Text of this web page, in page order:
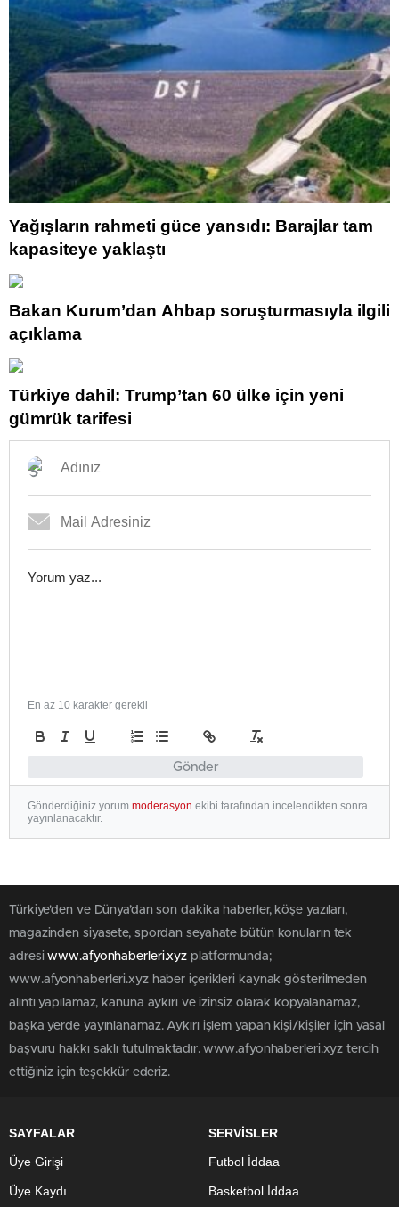
Yağışların rahmeti güce yansıdı: Barajlar tam
kapasiteye yaklaştı
Bakan Kurum’dan Ahbap soruşturmasıyla ilgili
açıklama
Türkiye dahil: Trump’tan 60 ülke için yeni
gümrük tarifesi
Gönder
En az 10 karakter gerekli
Gönderdiğiniz yorum moderasyon ekibi tarafından incelendikten sonra
yayınlanacaktır.
Türkiye'den ve Dünya’dan son dakika haberler, köşe yazıları,
magazinden siyasete, spordan seyahate bütün konuların tek
adresiwww.afyonhaberleri.xyz platformunda;
www.afyonhaberleri.xyz haber içerikleri kaynak gösterilmeden
alıntı yapılamaz, kanuna aykırı ve izinsiz olarak kopyalanamaz,
başka yerde yayınlanamaz. Aykırı işlem yapan kişi/kişiler için yasal
başvuru hakkı saklı tutulmaktadır. www.afyonhaberleri.xyz tercih
ettiğiniz için teşekkür ederiz.
SAYFALAR
Üye Girişi
Üye Kaydı
SERVİSLER
Futbol İddaa
Basketbol İddaa